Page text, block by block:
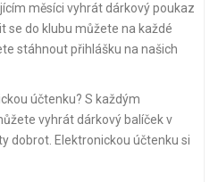
měsíci vyhrát dárkový poukaz
se do klubu můžete na každé
stáhnout přihlášku na našich
účtenku? S každým
vyhrát dárkový balíček v
dobrot. Elektronickou účtenku si